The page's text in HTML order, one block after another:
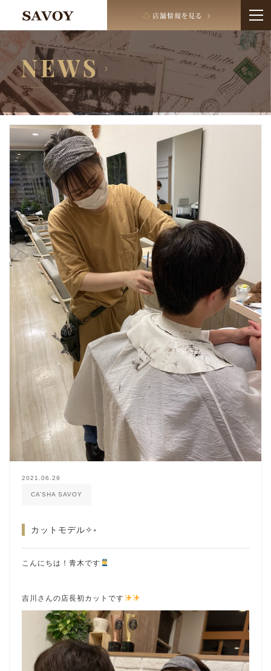
2021.06.29
CA’SHA SAVOY
カットモデル✧॰
こんにちは！青木です
吉川さんの店長初カットです